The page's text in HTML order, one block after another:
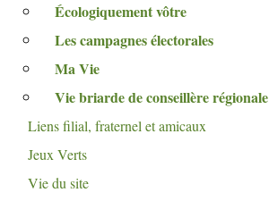
Écologiquement vôtre
Les campagnes électorales
Ma Vie
Vie briarde de conseillère régionale
Liens filial, fraternel et amicaux
Jeux Verts
Vie du site